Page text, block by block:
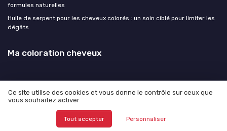
formules naturelles
Huile de serpent pour les cheveux colorés : un soin ciblé pour limiter les
dégâts
Ma coloration cheveux
Mentions légales
© Ma coloration cheveux 2026
Ce site utilise des cookies et vous donne le contrôle sur ceux que
vous souhaitez activer
Tout accepter Personnaliser